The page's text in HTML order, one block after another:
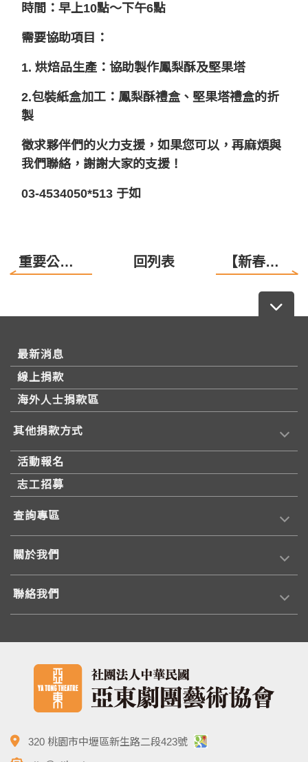
時間：早上10點～下午6點
需要協助項目：
1. 烘焙品生產：協助製作鳳梨酥及堅果塔
2.包裝紙盒加工：鳳梨酥禮盒、堅果塔禮盒的折
製
徵求夥伴們的火力支援，如果您可以，再麻煩與
我們聯絡，謝謝大家的支援！
03-4534050*513 于如
重要公告！ 回列表 【新春佳節，祝福您閣家平安喜樂】
最新消息
線上捐款
海外人士捐款區
其他捐款方式
活動報名
志工招募
查詢專區
關於我們
聯絡我們
320 桃園市中壢區新生路二段423號